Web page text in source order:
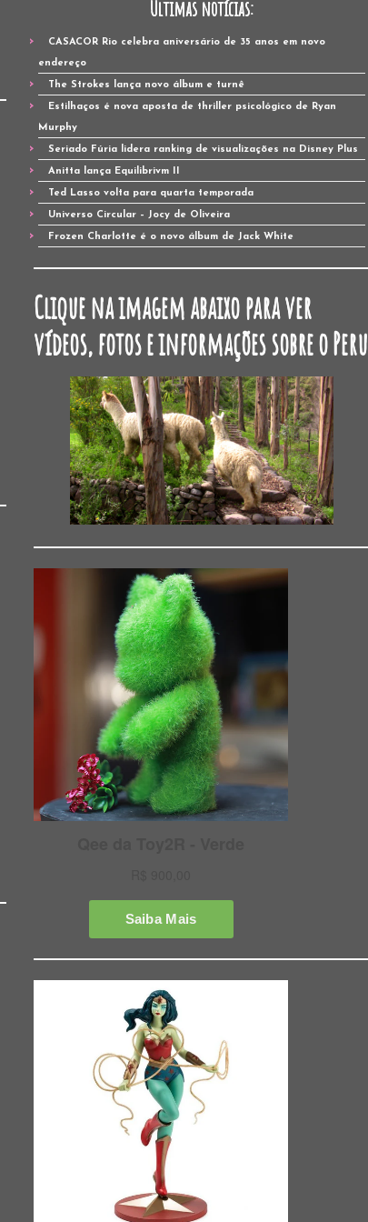
Últimas notícias:
CASACOR Rio celebra aniversário de 35 anos em novo
endereço
The Strokes lança novo álbum e turnê
Estilhaços é nova aposta de thriller psicológico de Ryan
Murphy
Seriado Fúria lidera ranking de visualizações na Disney Plus
Anitta lança Equilibrivm II
Ted Lasso volta para quarta temporada
Universo Circular – Jocy de Oliveira
Frozen Charlotte é o novo álbum de Jack White
Clique na imagem abaixo para ver
vídeos, fotos e informações sobre o Peru